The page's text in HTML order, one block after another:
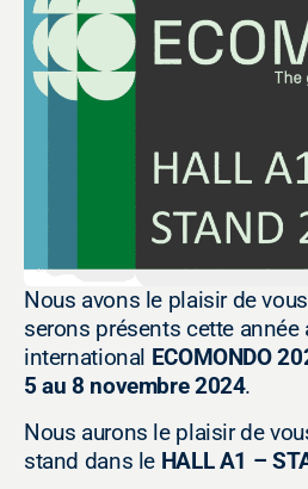
Nous avons le plaisir de
serons présents cette année
international ECOMONDO
5 au 8 novembre 2024.
Nous aurons le plaisir de
stand dans le HALL A1 –